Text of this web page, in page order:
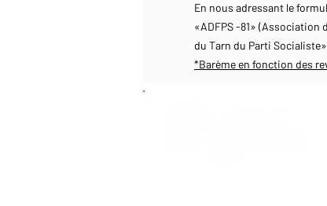
En nous adressant le
«ADFPS -81»
du Tarn du Parti
*Barème en fonction des